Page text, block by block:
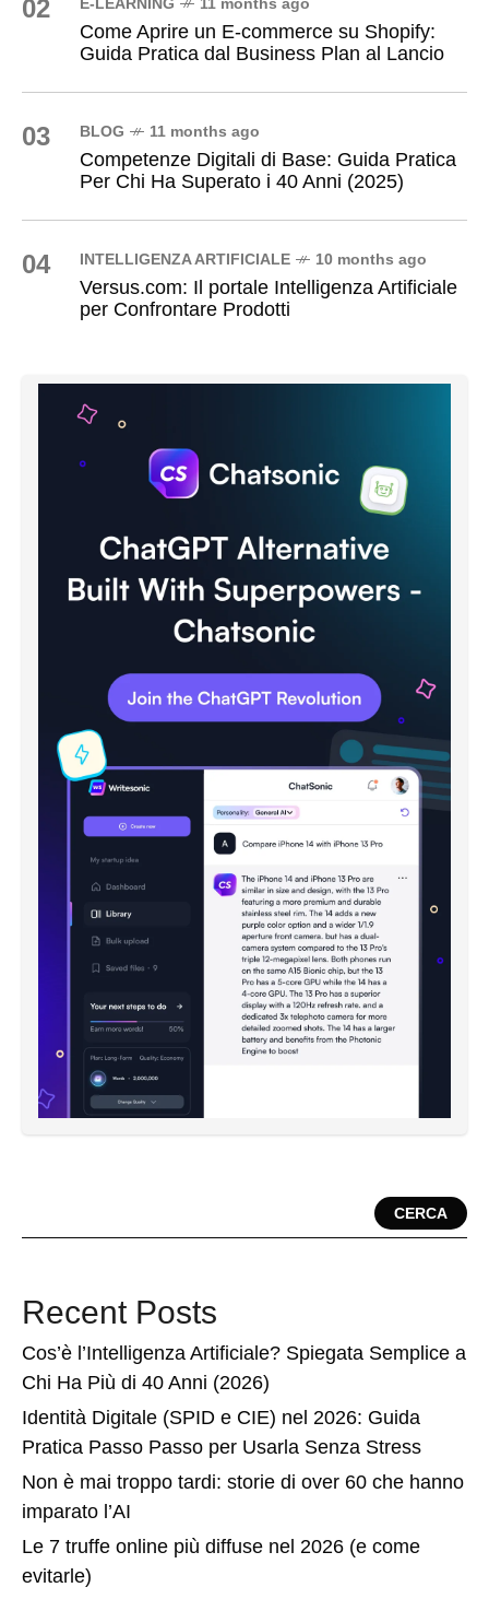
02 E-LEARNING 11 months ago
Come Aprire un E-commerce su Shopify:
Guida Pratica dal Business Plan al Lancio
03 BLOG 11 months ago
Competenze Digitali di Base: Guida Pratica
Per Chi Ha Superato i 40 Anni (2025)
04 INTELLIGENZA ARTIFICIALE 10 months ago
Versus.com: Il portale Intelligenza Artificiale
per Confrontare Prodotti
CERCA
Recent Posts
Cos’è l’Intelligenza Artificiale? Spiegata Semplice a
Chi Ha Più di 40 Anni (2026)
Identità Digitale (SPID e CIE) nel 2026: Guida
Pratica Passo Passo per Usarla Senza Stress
Non è mai troppo tardi: storie di over 60 che hanno
imparato l’AI
Le 7 truffe online più diffuse nel 2026 (e come
evitarle)